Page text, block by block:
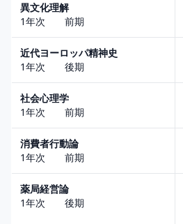
異文化理解
1年次 前期
近代ヨーロッパ精神史
1年次 後期
社会心理学
1年次 前期
消費者行動論
1年次 前期
薬局経営論
1年次 後期